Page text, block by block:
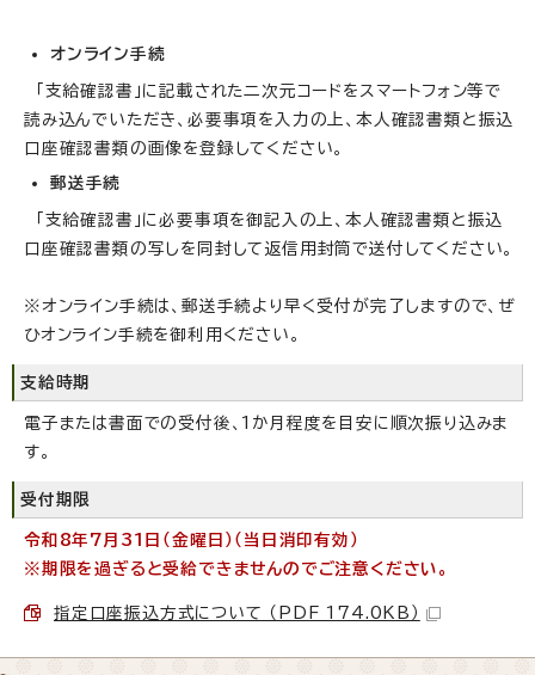
オンライン手続
「支給確認書」に記載された二次元コードをスマートフォン等で
読み込んでいただき、必要事項を入力の上、本人確認書類と振込
口座確認書類の画像を登録してください。
郵送手続
「支給確認書」に必要事項を御記入の上、本人確認書類と振込
口座確認書類の写しを同封して返信用封筒で送付してください。
※オンライン手続は、郵送手続より早く受付が完了しますので、ぜ
ひオンライン手続を御利用ください。
支給時期
電子または書面での受付後、1か月程度を目安に順次振り込みま
す。
受付期限
令和8年7月31日（金曜日）（当日消印有効）
※期限を過ぎると受給できませんのでご注意ください。
指定口座振込方式について （PDF 174.0KB）